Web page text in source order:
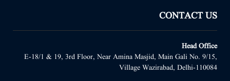
CONTACT US
Head Office
E-18/1 & 19, 3rd Floor, Near Amina Masjid, Main Gali No. 9/15,
Village Wazirabad, Delhi-110084